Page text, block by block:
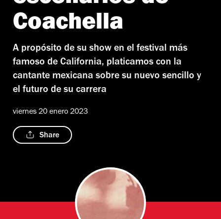
Coachella
A propósito de su show en el festival más
famoso de California, platicamos con la
cantante mexicana sobre su nuevo sencillo y
el futuro de su carrera
viernes 20 enero 2023
Share